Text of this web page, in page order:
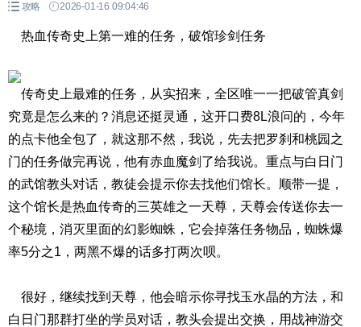
攻略 2026-01-16 09:04:46
热血传奇史上第一难的任务，破馆珍剑任务
传奇史上最难的任务，从实招来，全区唯一一把破管真剑
究竟是怎么来的？消息还挺灵通，这开口费8L浪问的，今年
的点卡他全包了，就这那不然，我说，先去把罗刹和桃园之
门的任务做完再说，他有赤血魔剑了给我说。重点与白日门
的武馆教头对话，教徒会提示你去找他们馆长。顺带一提，
这个馆长是热血传奇的三英雄之一天尊，天尊会传送你去一
个秘境，消灭里面的幻影蜘蛛，它会掉落任务物品，蜘蛛爆
率5分之1，两黑不爆的话多打两次呗。
很好，继续找到天尊，他会暗示你寻找玉水晶的方法，和
白日门那群打坐的学员对话，教头会提出交换，用战神游交